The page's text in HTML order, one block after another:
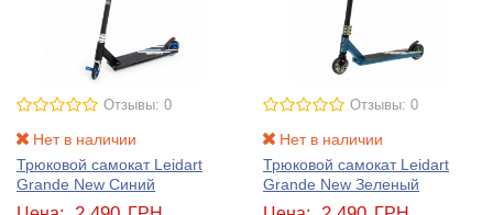
Отзывы: 0
Нет в наличии
Трюковой самокат Leidart
Grande New Синий
Отзывы: 0
Нет в наличии
Трюковой самокат Leidart
Grande New Зеленый